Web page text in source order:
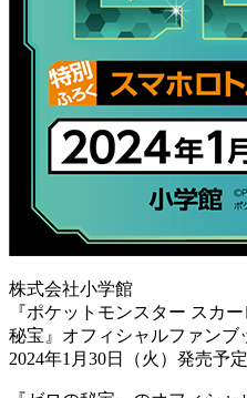
株式会社小学館
『ポケットモンスター スカ
秘宝』オフィシャルファンブ
2024年1月30日（火）発売予定